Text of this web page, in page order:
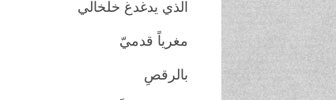
الذي يدغدغ خلخالي
مغرياً قدميّ
بالرقصِ